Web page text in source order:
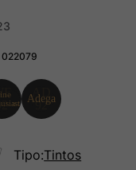
022079
Tipo:Tintos